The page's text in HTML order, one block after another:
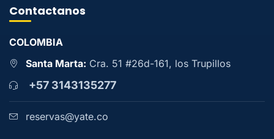
Contactanos
COLOMBIA
Santa Marta: Cra. 51 #26d-161, los Trupillos
+57 3143135277
reservas@yate.co